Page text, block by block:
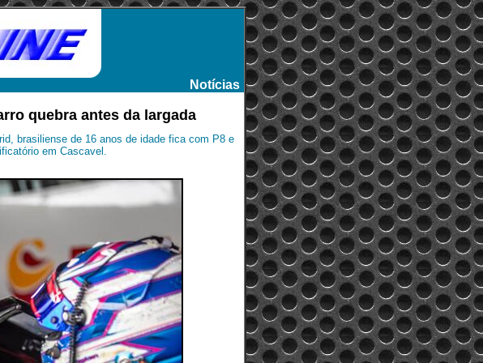
Notícias
quebra antes da largada
brasiliense de 16 anos de idade fica com P8 e
em Cascavel.